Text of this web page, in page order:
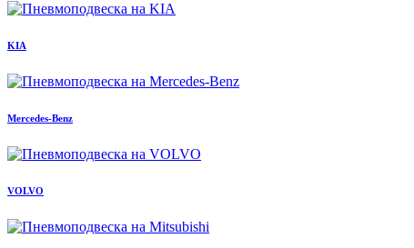
KIA
Mercedes-Benz
VOLVO